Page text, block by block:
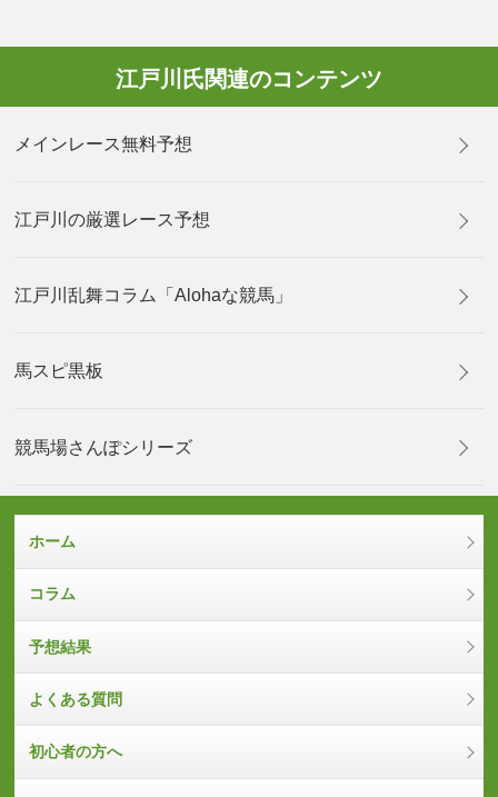
江戸川氏関連のコンテンツ
メインレース無料予想
江戸川の厳選レース予想
江戸川乱舞コラム「Alohaな競馬」
馬スピ黒板
競馬場さんぽシリーズ
ホーム
コラム
予想結果
よくある質問
初心者の方へ